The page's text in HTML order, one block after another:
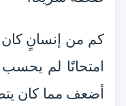
كم من إنسانٍ كان
امتحانًا لم
أضعف مما كان